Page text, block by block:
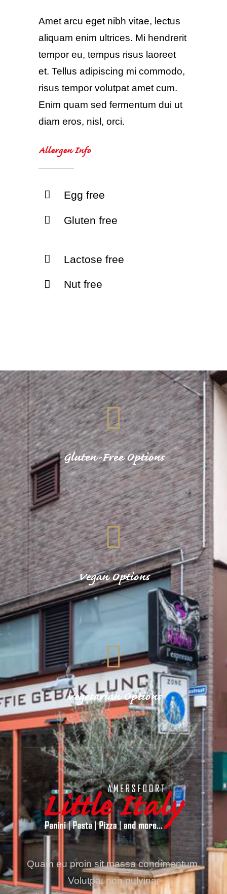
Amet arcu eget nibh vitae, lectus
aliquam enim ultrices. Mi hendrerit
tempor eu, tempus risus laoreet
et. Tellus adipiscing mi commodo,
risus tempor volutpat amet cum.
Enim quam sed fermentum dui ut
diam eros, nisl, orci.
Allergen Info
Egg free
Gluten free
Lactose free
Nut free
Gluten-Free Options
Vegan Options
Vegetarian Options
Quam eu proin sit massa condimentum.
Volutpat non pulvinar